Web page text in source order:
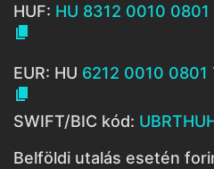
HUF: HU 8312 0010

EUR: HU 6212 0010

SWIFT/BIC kód:
Belföldi utalás esetén